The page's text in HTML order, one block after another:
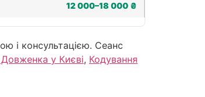
12 000–18 000 ₴
і консультацією. Сеанс
у Києві, Кодування